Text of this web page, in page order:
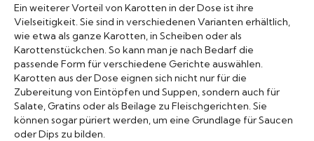
Ein weiterer Vorteil von Karotten in der Dose ist ihre
Vielseitigkeit. Sie sind in verschiedenen Varianten erhältlich,
wie etwa als ganze Karotten, in Scheiben oder als
Karottenstückchen. So kann man je nach Bedarf die
passende Form für verschiedene Gerichte auswählen.
Karotten aus der Dose eignen sich nicht nur für die
Zubereitung von Eintöpfen und Suppen, sondern auch für
Salate, Gratins oder als Beilage zu Fleischgerichten. Sie
können sogar püriert werden, um eine Grundlage für Saucen
oder Dips zu bilden.